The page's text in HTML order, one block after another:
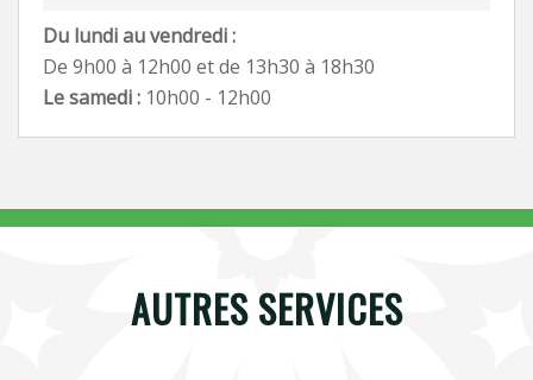
Du lundi au vendredi :
De 9h00 à 12h00 et de 13h30 à 18h30
Le samedi : 10h00 - 12h00
AUTRES SERVICES